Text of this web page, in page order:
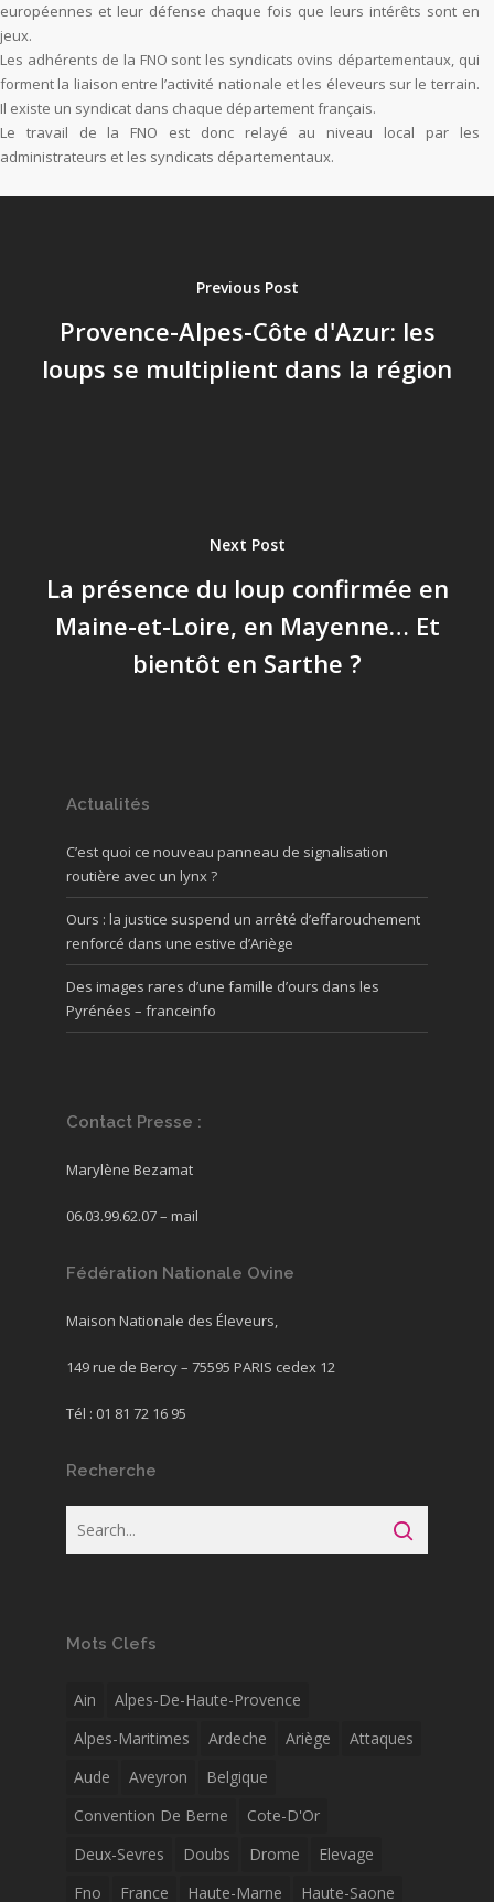
européennes et leur défense chaque fois que leurs intérêts sont en
jeux.
Les adhérents de la FNO sont les syndicats ovins départementaux, qui
forment la liaison entre l’activité nationale et les éleveurs sur le terrain.
Il existe un syndicat dans chaque département français.
Le travail de la FNO est donc relayé au niveau local par les
administrateurs et les syndicats départementaux.
Previous Post
Provence-Alpes-Côte d'Azur: les
loups se multiplient dans la région
Next Post
La présence du loup confirmée en
Maine-et-Loire, en Mayenne… Et
bientôt en Sarthe ?
Actualités
C’est quoi ce nouveau panneau de signalisation
routière avec un lynx ?
Ours : la justice suspend un arrêté d’effarouchement
renforcé dans une estive d’Ariège
Des images rares d’une famille d’ours dans les
Pyrénées – franceinfo
Contact Presse :
Marylène Bezamat
06.03.99.62.07 – mail
Fédération Nationale Ovine
Maison Nationale des Éleveurs,
149 rue de Bercy – 75595 PARIS cedex 12
Tél : 01 81 72 16 95
Recherche
Mots Clefs
Ain
Alpes-De-Haute-Provence
Alpes-Maritimes
Ardeche Ariège
Attaques
Aude
Aveyron
Belgique
Convention De Berne
Cote-D'Or
Deux-Sevres
Doubs Drome
Elevage
Fno
France Haute-Marne Haute-Saone